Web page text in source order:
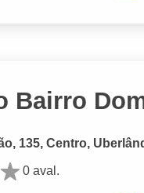
Bairro
135, Centro,
0 aval.